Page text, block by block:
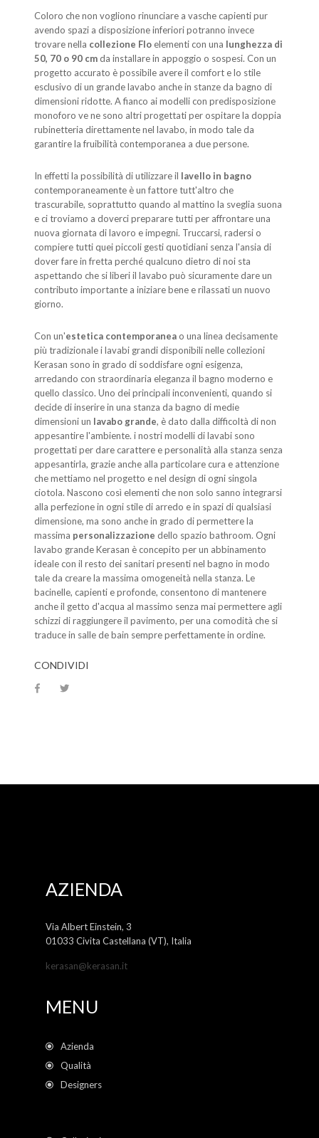
Coloro che non vogliono rinunciare a vasche capienti pur
avendo spazi a disposizione inferiori potranno invece
trovare nella collezione Flo elementi con una lunghezza di
50, 70 o 90 cmda installare in appoggio o sospesi. Con un
progetto accurato è possibile avere il comfort e lo stile
esclusivo di un grande lavabo anche in stanze da bagno di
dimensioni ridotte. A fianco ai modelli con predisposizione
monoforo ve ne sono altri progettati per ospitare la doppia
rubinetteria direttamente nel lavabo, in modo tale da
garantire la fruibilità contemporanea a due persone.
In effetti la possibilità di utilizzare il lavello in bagno
contemporaneamente è un fattore tutt'altro che
trascurabile, soprattutto quando al mattino la sveglia suona
e ci troviamo a doverci preparare tutti per affrontare una
nuova giornata di lavoro e impegni. Truccarsi, radersi o
compiere tutti quei piccoli gesti quotidiani senza l'ansia di
dover fare in fretta perché qualcuno dietro di noi sta
aspettando che si liberi il lavabo può sicuramente dare un
contributo importante a iniziare bene e rilassati un nuovo
giorno.
Con un'estetica contemporanea o una linea decisamente
più tradizionale i lavabi grandi disponibili nelle collezioni
Kerasan sono in grado di soddisfare ogni esigenza,
arredando con straordinaria eleganza il bagno moderno e
quello classico. Uno dei principali inconvenienti, quando si
decide di inserire in una stanza da bagno di medie
dimensioni un lavabo grande, è dato dalla difficoltà di non
appesantire l'ambiente. i nostri modelli di lavabi sono
progettati per dare carattere e personalità alla stanza senza
appesantirla, grazie anche alla particolare cura e attenzione
che mettiamo nel progetto e nel design di ogni singola
ciotola. Nascono così elementi che non solo sanno integrarsi
alla perfezione in ogni stile di arredo e in spazi di qualsiasi
dimensione, ma sono anche in grado di permettere la
massima personalizzazione dello spazio bathroom. Ogni
lavabo grande Kerasan è concepito per un abbinamento
ideale con il resto dei sanitari presenti nel bagno in modo
tale da creare la massima omogeneità nella stanza. Le
bacinelle, capienti e profonde, consentono di mantenere
anche il getto d'acqua al massimo senza mai permettere agli
schizzi di raggiungere il pavimento, per una comodità che si
traduce in salle de bain sempre perfettamente in ordine.
CONDIVIDI
AZIENDA
Via Albert Einstein, 3
01033 Civita Castellana (VT), Italia
kerasan@kerasan.it
MENU
Azienda
Qualità
Designers